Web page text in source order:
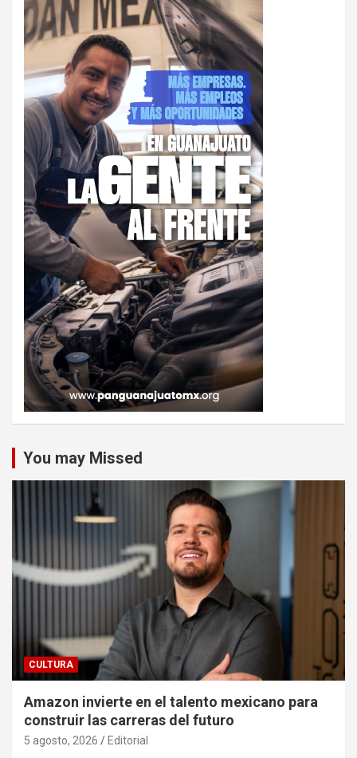
You may Missed
CULTURA
Amazon invierte en el talento mexicano para
construir las carreras del futuro
5 agosto, 2026 Editorial